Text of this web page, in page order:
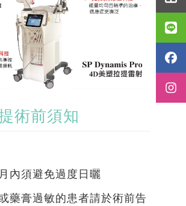
術前須知
內須避免過度日曬
藥膏過敏的患者請於術前告